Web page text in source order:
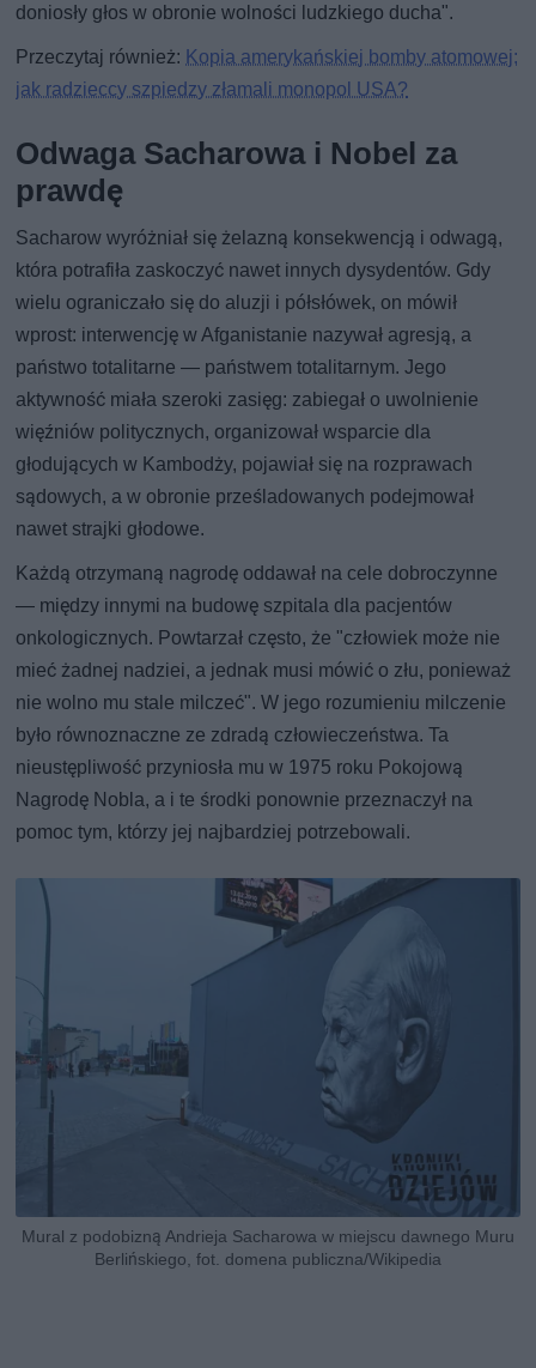
doniosły głos w obronie wolności ludzkiego ducha".
Przeczytaj również: Kopia amerykańskiej bomby atomowej:
jak radzieccy szpiedzy złamali monopol USA?
Odwaga Sacharowa i Nobel za
prawdę
Sacharow wyróżniał się żelazną konsekwencją i odwagą,
która potrafiła zaskoczyć nawet innych dysydentów. Gdy
wielu ograniczało się do aluzji i półsłówek, on mówił
wprost: interwencję w Afganistanie nazywał agresją, a
państwo totalitarne — państwem totalitarnym. Jego
aktywność miała szeroki zasięg: zabiegał o uwolnienie
więźniów politycznych, organizował wsparcie dla
głodujących w Kambodży, pojawiał się na rozprawach
sądowych, a w obronie prześladowanych podejmował
nawet strajki głodowe.
Każdą otrzymaną nagrodę oddawał na cele dobroczynne
— między innymi na budowę szpitala dla pacjentów
onkologicznych. Powtarzał często, że "człowiek może nie
mieć żadnej nadziei, a jednak musi mówić o złu, ponieważ
nie wolno mu stale milczeć". W jego rozumieniu milczenie
było równoznaczne ze zdradą człowieczeństwa. Ta
nieustępliwość przyniosła mu w 1975 roku Pokojową
Nagrodę Nobla, a i te środki ponownie przeznaczył na
pomoc tym, którzy jej najbardziej potrzebowali.
Mural z podobizną Andrieja Sacharowa w miejscu dawnego Muru
Berlińskiego, fot. domena publiczna/Wikipedia